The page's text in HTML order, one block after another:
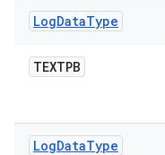
LogDataType
TEXTPB
LogDataType